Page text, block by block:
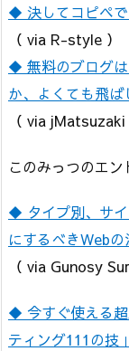
◆ 決してコピペ
（ via R-style ）
◆ 無料のブログ
か、よくても飛
（ via jMatsuzaki
このみっつのエン
◆ タイプ別、サ
にするべきWeb
（ via Gunosy
◆ 今すぐ使える超
ティング111の技